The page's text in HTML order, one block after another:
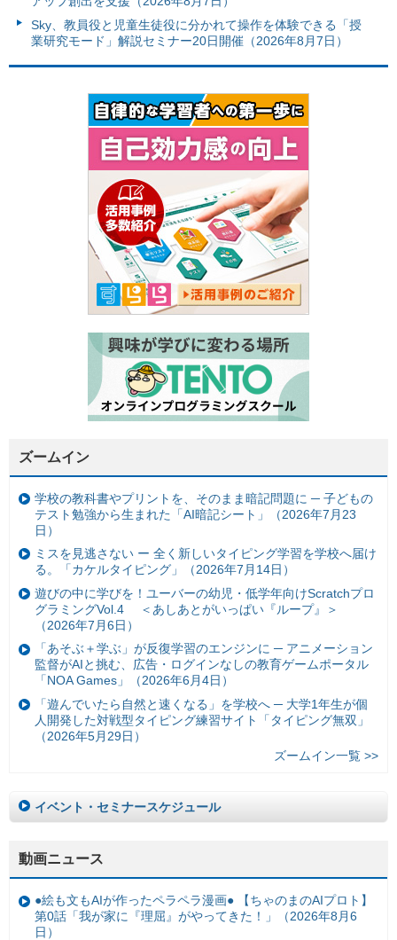
Sky、教員役と児童生徒役に分かれて操作を体験できる「授
業研究モード」解説セミナー20日開催（2026年8月7日）
ズームイン
学校の教科書やプリントを、そのまま暗記問題に ─ 子どもの
テスト勉強から生まれた「AI暗記シート」（2026年7月23
日）
ミスを見逃さない ー 全く新しいタイピング学習を学校へ届け
る。「カケルタイピング」（2026年7月14日）
遊びの中に学びを！ユーバーの幼児・低学年向けScratchプロ
グラミングVol.4 ＜あしあとがいっぱい『ループ』＞
（2026年7月6日）
「あそぶ＋学ぶ」が反復学習のエンジンに ─ アニメーション
監督がAIと挑む、広告・ログインなしの教育ゲームポータル
「NOA Games」（2026年6月4日）
「遊んでいたら自然と速くなる」を学校へ ─ 大学1年生が個
人開発した対戦型タイピング練習サイト「タイピング無双」
（2026年5月29日）
ズームイン一覧 >>
イベント・セミナースケジュール
動画ニュース
●絵も文もAIが作ったペラペラ漫画● 【ちゃのまのAIプロト】
第0話「我が家に『理屈』がやってきた！」（2026年8月6
日）